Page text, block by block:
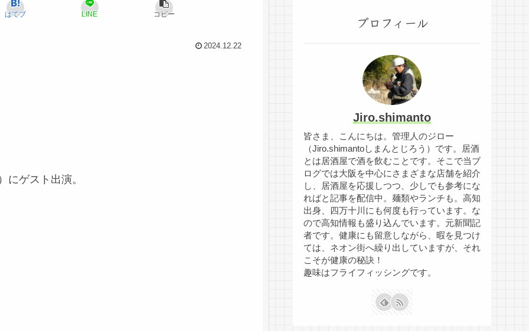
はてブ LINE コピー
2024.12.22
にゲスト出演。
プロフィール
Jiro.shimanto
皆さま、こんにちは。管理人のジロー
（Jiro.shimantoしまんとじろう）です。居酒
とは居酒屋で酒を飲むことです。そこで当ブ
ログでは大阪を中心にさまざまな店舗を紹介
し、居酒屋を応援しつつ、少しでも参考にな
ればと記事を配信中。麺類やランチも。高知
出身、四万十川にも何度も行っています。な
ので高知情報も盛り込んでいます。元新聞記
者です。健康にも留意しながら、暇を見つけ
ては、ネオン街へ繰り出していますが、それ
こそが健康の秘訣！
趣味はフライフィッシングです。